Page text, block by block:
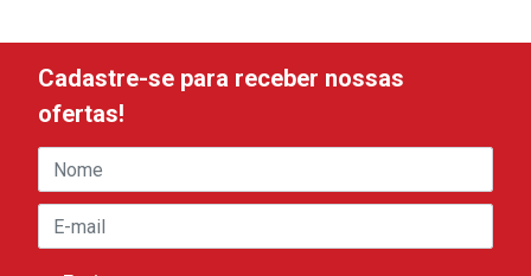
Cadastre-se para receber nossas
ofertas!